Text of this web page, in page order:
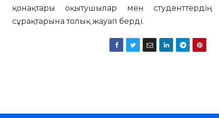
қонақтары оқытушылар мен студенттердің
сұрақтарына толық жауап берді.